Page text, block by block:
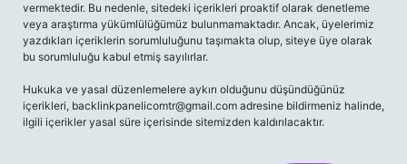
vermektedir. Bu nedenle, sitedeki içerikleri proaktif olarak denetleme
veya araştırma yükümlülüğümüz bulunmamaktadır. Ancak, üyelerimiz
yazdıkları içeriklerin sorumluluğunu taşımakta olup, siteye üye olarak
bu sorumluluğu kabul etmiş sayılırlar.
Hukuka ve yasal düzenlemelere aykırı olduğunu düşündüğünüz
içerikleri, backlinkpanelicomtr@gmail.com adresine bildirmeniz halinde,
ilgili içerikler yasal süre içerisinde sitemizden kaldırılacaktır.